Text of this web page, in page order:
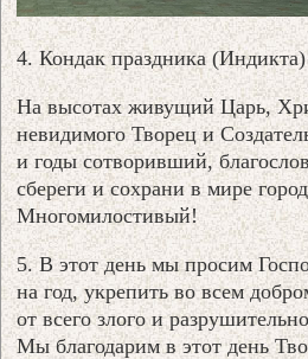
4. Кондак праздника
На высотах живущий Царь,
невидимого Творец и
и годы сотворивший,
сбереги и сохрани в мире
Многомилостивый!
5. В этот день мы просим
на год, укрепить во всем
от всего злого и
Мы благодарим в этот день